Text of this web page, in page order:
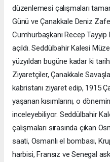
düzenlemesi çalışmaları
Günü ve Çanakkale Deniz
Cumhurbaşkanı Recep
açıldı. Seddülbahir Kalesi
yüzyıldan bugüne kadar ki
Ziyaretçiler, Çanakkale
kabristanı ziyaret edip, 1915
yaşanan kısımlarını, o
inceleyebiliyor. Seddülbahir
çalışmaları sırasında çıkan
saati, Osmanlı el bombası,
harbisi, Fransız ve Senegal